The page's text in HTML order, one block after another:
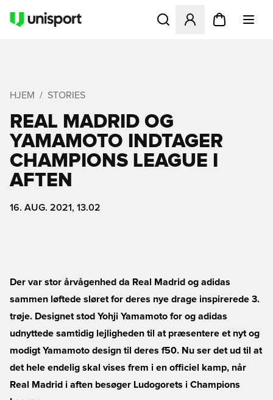
Åbner en Modal til at
HJEM STORIES
REAL MADRID OG
YAMAMOTO INDTAGER
CHAMPIONS LEAGUE I
AFTEN
16. AUG. 2021, 13.02
Der var stor årvågenhed da Real Madrid og adidas
sammen løftede sløret for deres nye drage inspirerede 3.
trøje. Designet stod Yohji Yamamoto for og adidas
udnyttede samtidig lejligheden til at præsentere et nyt og
modigt Yamamoto design til deres f50. Nu ser det ud til at
det hele endelig skal vises frem i en officiel kamp, når
Real Madrid i aften besøger Ludogorets i Champions